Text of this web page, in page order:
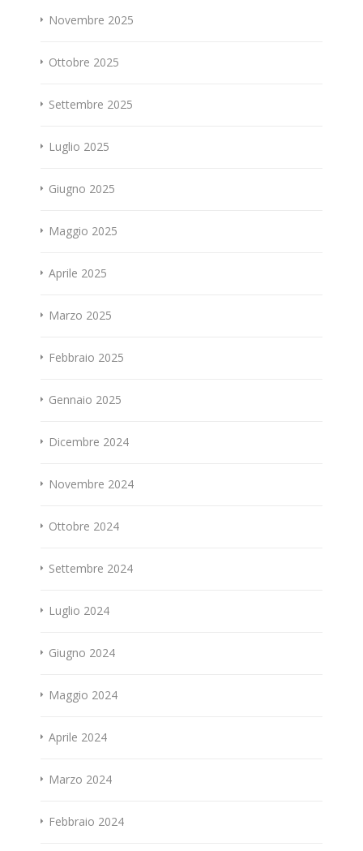
Novembre 2025
Ottobre 2025
Settembre 2025
Luglio 2025
Giugno 2025
Maggio 2025
Aprile 2025
Marzo 2025
Febbraio 2025
Gennaio 2025
Dicembre 2024
Novembre 2024
Ottobre 2024
Settembre 2024
Luglio 2024
Giugno 2024
Maggio 2024
Aprile 2024
Marzo 2024
Febbraio 2024